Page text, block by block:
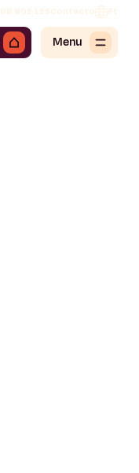
802 125Contacto Pt
Menu